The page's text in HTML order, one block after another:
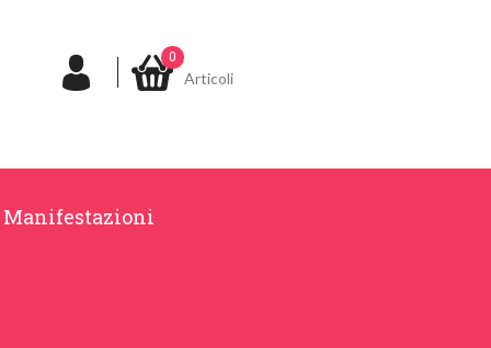
0
Articoli
Manifestazioni